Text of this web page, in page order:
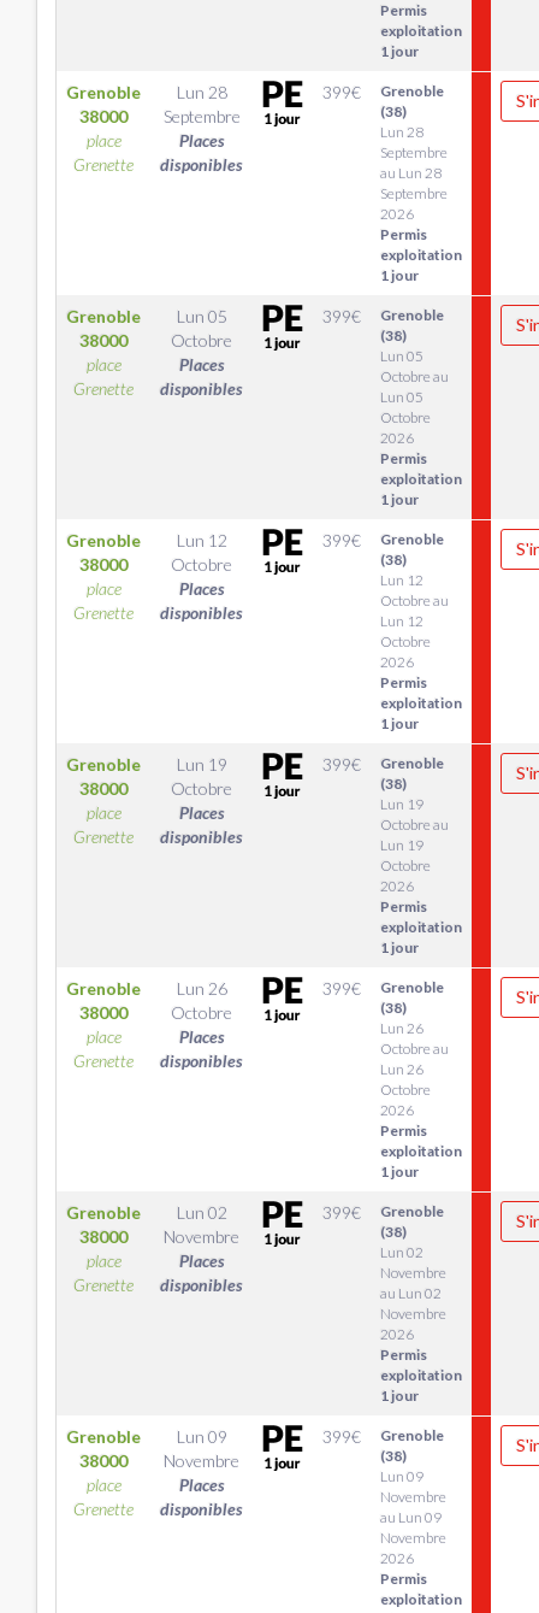
Permis
exploitation
1 jour
Grenoble
38000
place
Grenette
Lun 28
Septembre
Places
disponibles
399€
Grenoble
(38)
Lun 28
Septembre
au Lun 28
Septembre
2026
Permis
exploitation
1 jour
Grenoble
38000
place
Grenette
Lun 05
Octobre
Places
disponibles
399€
Grenoble
(38)
Lun 05
Octobre au
Lun 05
Octobre
2026
Permis
exploitation
1 jour
Grenoble
38000
place
Grenette
Lun 12
Octobre
Places
disponibles
399€
Grenoble
(38)
Lun 12
Octobre au
Lun 12
Octobre
2026
Permis
exploitation
1 jour
Grenoble
38000
place
Grenette
Lun 19
Octobre
Places
disponibles
399€
Grenoble
(38)
Lun 19
Octobre au
Lun 19
Octobre
2026
Permis
exploitation
1 jour
Grenoble
38000
place
Grenette
Lun 26
Octobre
Places
disponibles
399€
Grenoble
(38)
Lun 26
Octobre au
Lun 26
Octobre
2026
Permis
exploitation
1 jour
Grenoble
38000
place
Grenette
Lun 02
Novembre
Places
disponibles
399€
Grenoble
(38)
Lun 02
Novembre
au Lun 02
Novembre
2026
Permis
exploitation
1 jour
Grenoble
38000
place
Grenette
Lun 09
Novembre
Places
disponibles
399€
Grenoble
(38)
Lun 09
Novembre
au Lun 09
Novembre
2026
Permis
exploitation